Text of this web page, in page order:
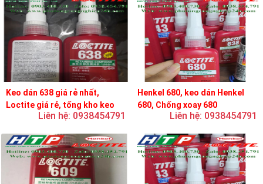
Keo dán 638 giá rẻ nhất,
Loctite giá rẻ, tổng kho keo
Liên hệ: 0938454791
Henkel 680, keo dán Henkel
680, Chống xoay 680
Liên hệ: 0938454791